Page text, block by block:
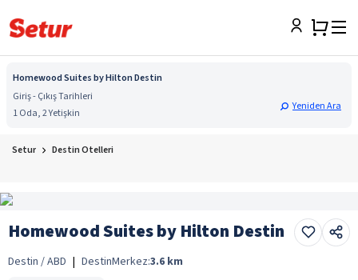
Homewood Suites by Hilton Destin
Giriş - Çıkış Tarihleri
1 Oda, 2 Yetişkin
Yeniden Ara
Setur Destin Otelleri
Homewood Suites by Hilton Destin
Destin / ABD | DestinMerkez:3.6 km